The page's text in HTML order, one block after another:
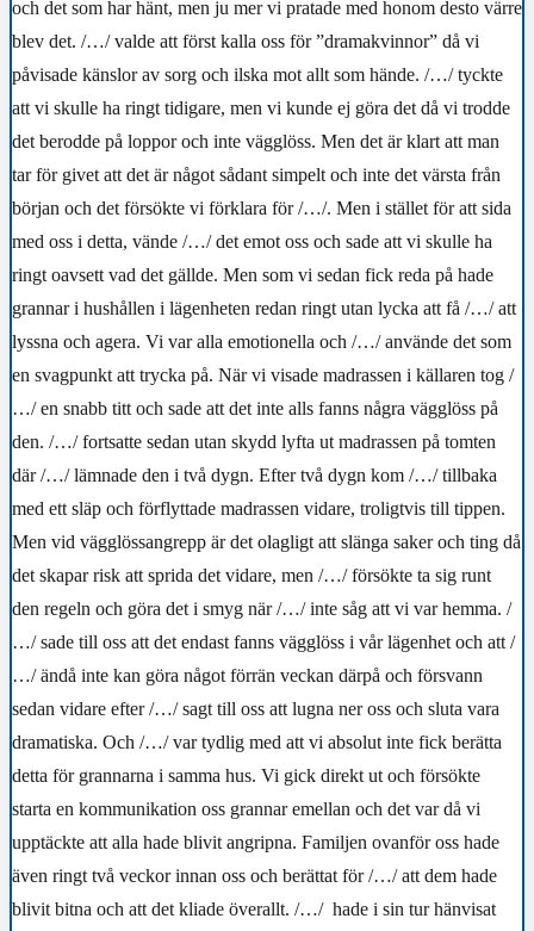
och det som har hänt, men ju mer vi pratade med honom desto värre
blev det. /…/valde att först kalla oss för ”dramakvinnor” då vi
påvisade känslor av sorg och ilska mot allt som hände. /…/tyckte
att vi skulle ha ringt tidigare, men vi kunde ej göra det då vi trodde
det berodde på loppor och inte vägglöss. Men det är klart att man
tar för givet att det är något sådant simpelt och inte det värsta från
början och det försökte vi förklara för/…/. Men i stället för att sida
med oss i detta, vände /…/det emot oss och sade att vi skulle ha
ringt oavsett vad det gällde. Men som vi sedan fick reda på hade
grannar i hushållen i lägenheten redan ringt utan lycka att få /…/att
lyssna och agera. Vi var alla emotionella och /…/använde det som
en svagpunkt att trycka på. När vi visade madrassen i källaren tog /
…/en snabb titt och sade att det inte alls fanns några vägglöss på
den. /…/fortsatte sedan utan skydd lyfta ut madrassen på tomten
där/…/lämnade den i två dygn. Efter två dygn kom /…/tillbaka
med ett släp och förflyttade madrassen vidare, troligtvis till tippen.
Men vid vägglössangrepp är det olagligt att slänga saker och ting då
det skapar risk att sprida det vidare, men /…/försökte ta sig runt
den regeln och göra det i smyg när/…/inte såg att vi var hemma. /
…/sade till oss att det endast fanns vägglöss i vår lägenhet och att /
…/ändå inte kan göra något förrän veckan därpå och försvann
sedan vidare efter/…/sagt till oss att lugna ner oss och sluta vara
dramatiska. Och /…/var tydlig med att vi absolut inte fick berätta
detta för grannarna i samma hus. Vi gick direkt ut och försökte
starta en kommunikation oss grannar emellan och det var då vi
upptäckte att alla hade blivit angripna. Familjen ovanför oss hade
även ringt två veckor innan oss och berättat för/…/att dem hade
blivit bitna och att det kliade överallt. /…/ hade i sin tur hänvisat